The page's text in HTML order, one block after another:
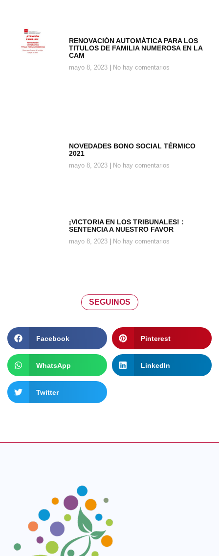
RENOVACIÓN AUTOMÁTICA PARA LOS
TITULOS DE FAMILIA NUMEROSA EN LA
CAM
mayo 8, 2023 No hay comentarios
NOVEDADES BONO SOCIAL TÉRMICO
2021
mayo 8, 2023 No hay comentarios
¡VICTORIA EN LOS TRIBUNALES! :
SENTENCIA A NUESTRO FAVOR
mayo 8, 2023 No hay comentarios
SEGUINOS
Facebook Pinterest
WhatsApp LinkedIn
Twitter